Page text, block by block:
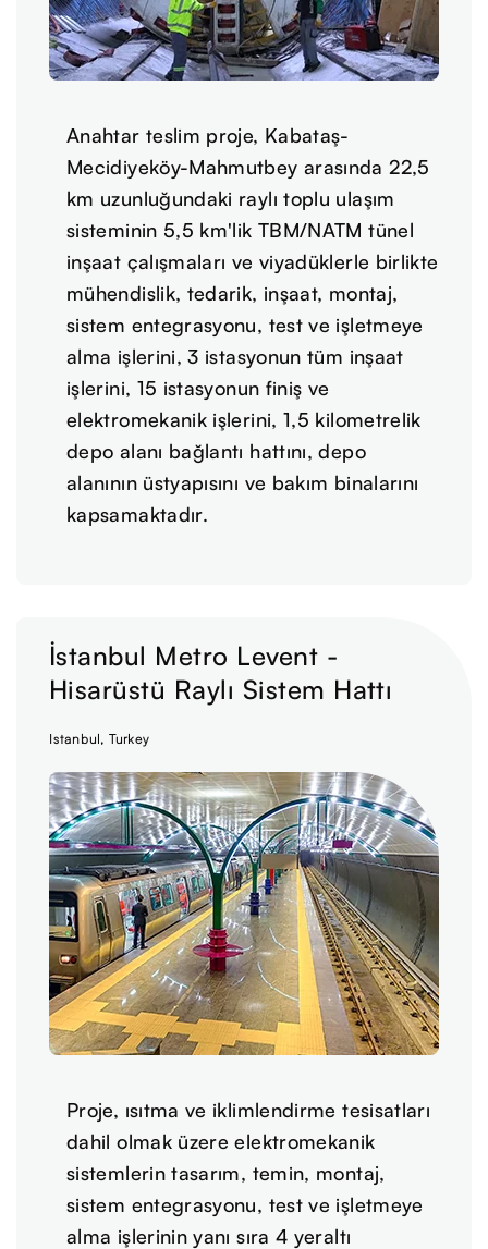
Anahtar teslim proje, Kabataş-
Mecidiyeköy-Mahmutbey arasında 22,5
km uzunluğundaki raylı toplu ulaşım
sisteminin 5,5 km'lik TBM/NATM tünel
inşaat çalışmaları ve viyadüklerle birlikte
mühendislik, tedarik, inşaat, montaj,
sistem entegrasyonu, test ve işletmeye
alma işlerini, 3 istasyonun tüm inşaat
işlerini, 15 istasyonun finiş ve
elektromekanik işlerini, 1,5 kilometrelik
depo alanı bağlantı hattını, depo
alanının üstyapısını ve bakım binalarını
kapsamaktadır.
İstanbul Metro Levent -
Hisarüstü Raylı Sistem Hattı
Istanbul, Turkey
Proje, ısıtma ve iklimlendirme tesisatları
dahil olmak üzere elektromekanik
sistemlerin tasarım, temin, montaj,
sistem entegrasyonu, test ve işletmeye
alma işlerinin yanı sıra 4 yeraltı